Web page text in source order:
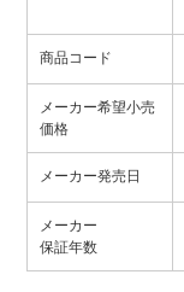
商品コード
メーカー希望小売
価格
メーカー発売日
メーカー
保証年数